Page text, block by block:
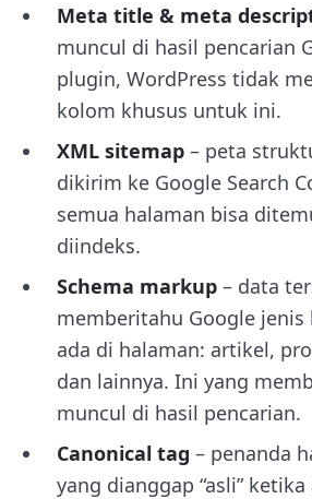
Meta title & meta
muncul di hasil pencarian
plugin, WordPress tidak
kolom khusus untuk ini.
XML sitemap – peta
dikirim ke Google Search
semua halaman bisa
diindeks.
Schema markup – data
memberitahu Google jenis
ada di halaman: artikel,
dan lainnya. Ini yang
muncul di hasil pencarian.
Canonical tag – penanda
yang dianggap “asli” ketika